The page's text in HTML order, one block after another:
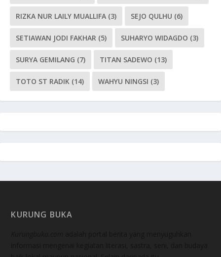
RIZKA NUR LAILY MUALLIFA (3) SEJO QULHU (6)
SETIAWAN JODI FAKHAR (5) SUHARYO WIDAGDO (3)
SURYA GEMILANG (7) TITAN SADEWO (13)
TOTO ST RADIK (14) WAHYU NINGSI (3)
KURUNG BUKA